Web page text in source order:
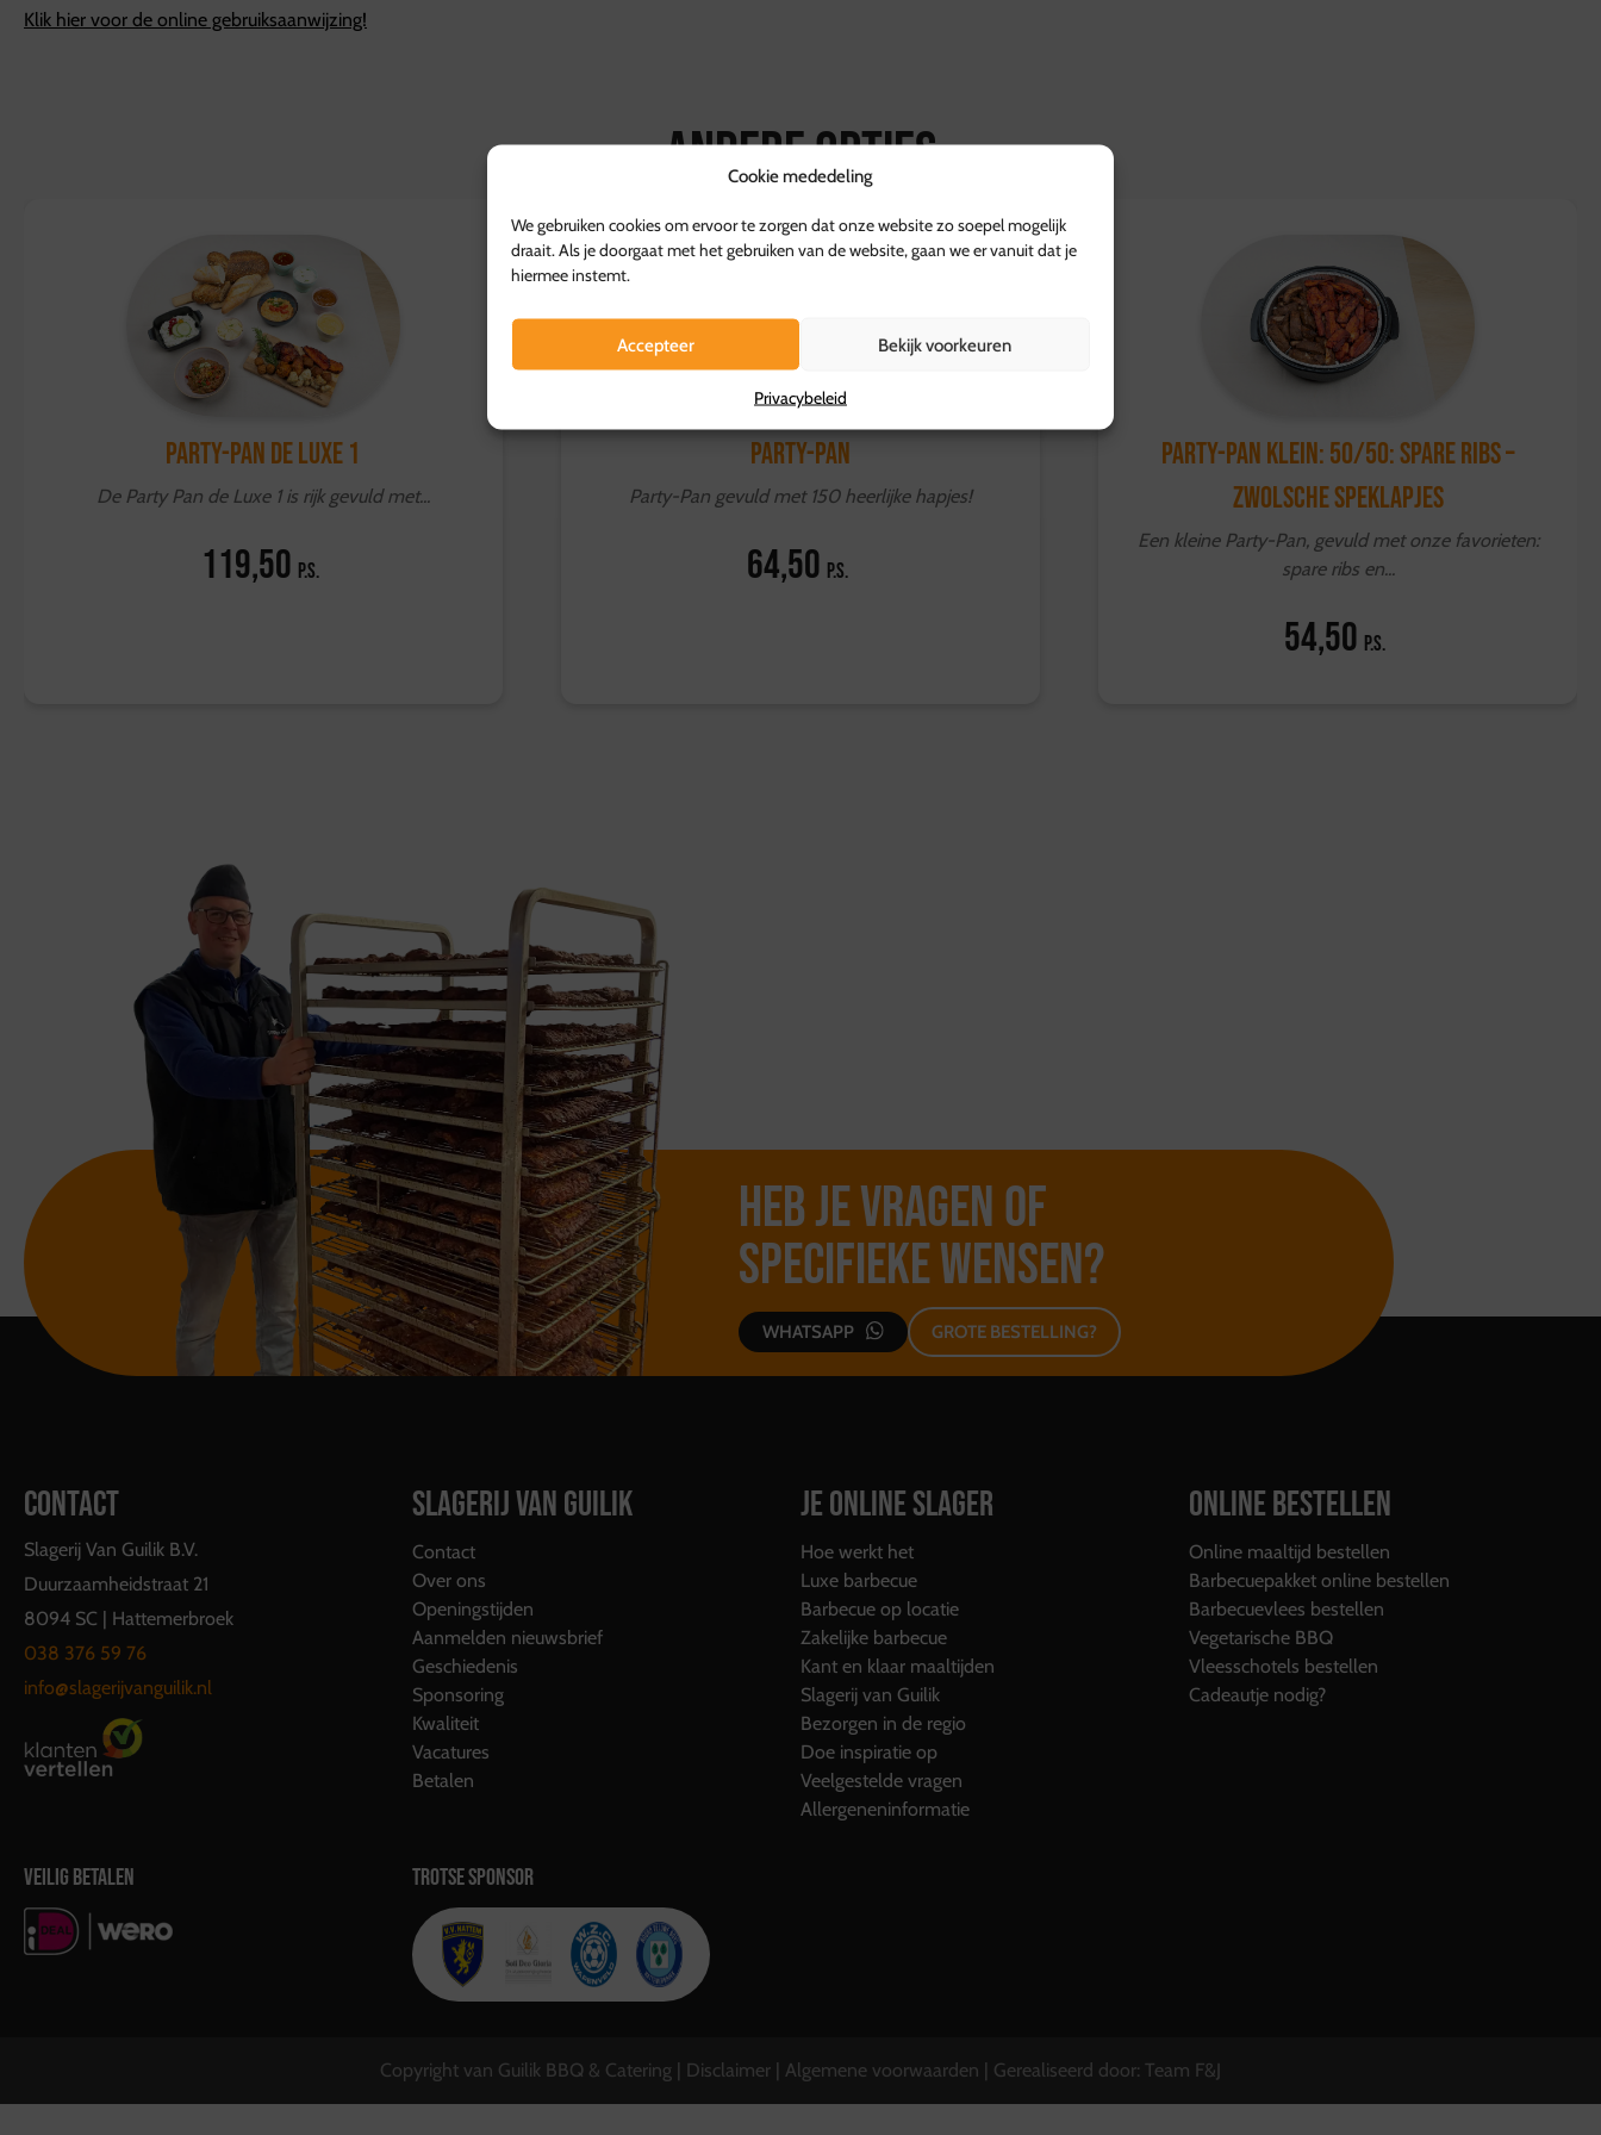
Cookie mededeling
We gebruiken cookies om ervoor te zorgen dat onze website zo soepel mogelijk
draait. Als je doorgaat met het gebruiken van de website, gaan we er vanuit dat je
hiermee instemt.
Accepteer Bekijk voorkeuren
Privacybeleid
Klik hier voor de online gebruiksaanwijzing!
De vakverdeler kan in de vaatwasser of in een sopje.
Andere opties
Party-Pan de Luxe 1
De Party Pan de Luxe 1 is rijk gevuld met...
119,50 p.s.
Party-Pan
Party-Pan gevuld met 150 heerlijke hapjes!
64,50 p.s.
Party-Pan Klein: 50/50: Spare ribs –
Zwolsche speklapjes
Een kleine Party-Pan, gevuld met onze favorieten:
spare ribs en...
54,50 p.s.
Heb je vragen of
specifieke wensen?
WHATSAPP GROTE BESTELLING?
CONTACT
Slagerij Van Guilik B.V.
Duurzaamheidstraat 21
8094 SC | Hattemerbroek
038 376 59 76
info@slagerijvanguilik.nl
SLAGERIJ VAN GUILIK
Contact
Over ons
Openingstijden
Aanmelden nieuwsbrief
Geschiedenis
Sponsoring
Kwaliteit
Vacatures
Betalen
JE ONLINE SLAGER
Hoe werkt het
Luxe barbecue
Barbecue op locatie
Zakelijke barbecue
Kant en klaar maaltijden
Slagerij van Guilik
Bezorgen in de regio
Doe inspiratie op
Veelgestelde vragen
Allergeneninformatie
ONLINE BESTELLEN
Online maaltijd bestellen
Barbecuepakket online bestellen
Barbecuevlees bestellen
Vegetarische BBQ
Vleesschotels bestellen
Cadeautje nodig?
VEILIG BETALEN TROTSE SPONSOR
Copyright van Guilik BBQ & Catering | Disclaimer | Algemene voorwaarden | Gerealiseerd door: Team F&J